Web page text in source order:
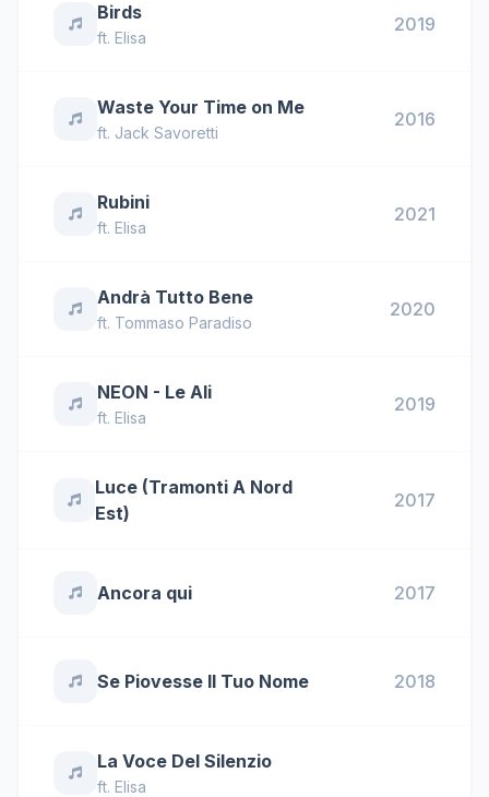
Birds
ft. Elisa
2019
Waste Your Time on Me
ft. Jack Savoretti
2016
Rubini
ft. Elisa
2021
Andrà Tutto Bene
ft. Tommaso Paradiso
2020
NEON - Le Ali
ft. Elisa
2019
Luce (Tramonti A Nord
Est)
2017
Ancora qui 2017
Se Piovesse Il Tuo Nome 2018
La Voce Del Silenzio
ft. Elisa